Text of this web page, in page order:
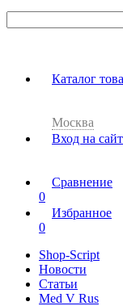
Каталог
Москва
Вход на сайт
Сравнение
0
Избранное
0
Shop-Script
Новости
Статьи
Med V Rus